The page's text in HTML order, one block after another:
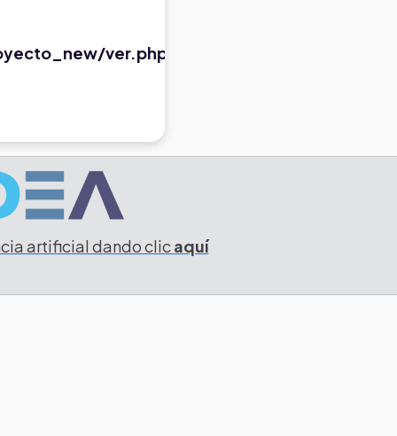
ver.php
artificial dando clicaquí